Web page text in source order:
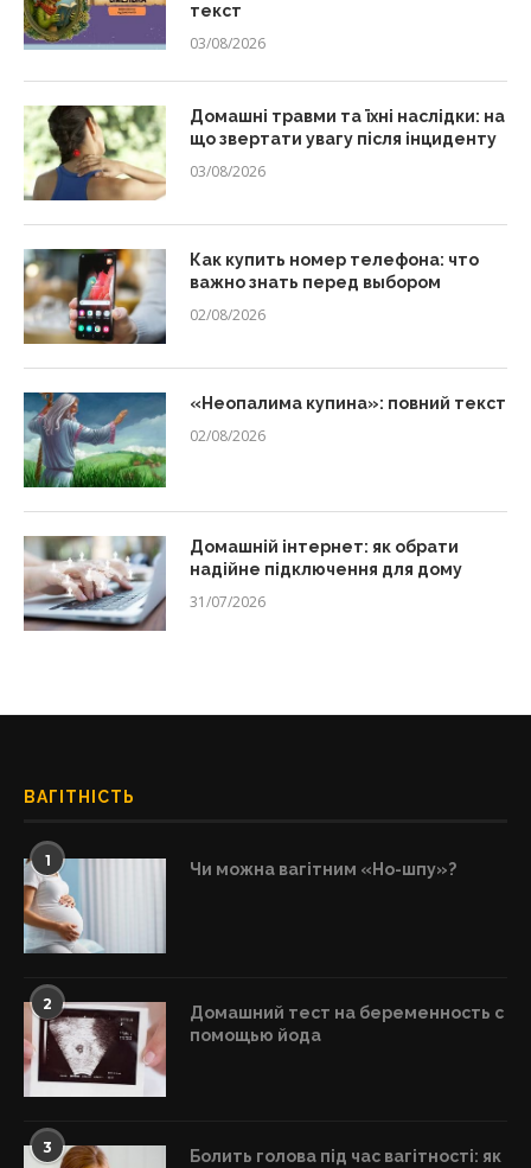
текст
03/08/2026
Домашні травми та їхні наслідки: на
що звертати увагу після інциденту
03/08/2026
Как купить номер телефона: что
важно знать перед выбором
02/08/2026
«Неопалима купина»: повний текст
02/08/2026
Домашній інтернет: як обрати
надійне підключення для дому
31/07/2026
ВАГІТНІСТЬ
1 Чи можна вагітним «Но-шпу»?
2
Домашний тест на беременность с
помощью йода
3
Болить голова під час вагітності: як